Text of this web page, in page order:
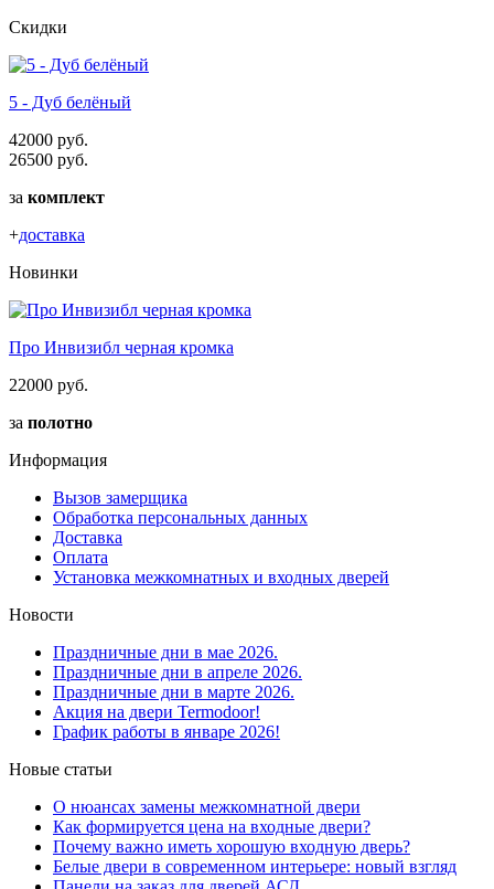
Скидки
5 - Дуб белёный
42000 руб.
26500 руб.
за комплект
+доставка
Новинки
Про Инвизибл черная кромка
22000 руб.
за полотно
Информация
Вызов замерщика
Обработка персональных данных
Доставка
Оплата
Установка межкомнатных и входных дверей
Новости
Праздничные дни в мае 2026.
Праздничные дни в апреле 2026.
Праздничные дни в марте 2026.
Акция на двери Termodoor!
График работы в январе 2026!
Новые статьи
О нюансах замены межкомнатной двери
Как формируется цена на входные двери?
Почему важно иметь хорошую входную дверь?
Белые двери в современном интерьере: новый взгляд